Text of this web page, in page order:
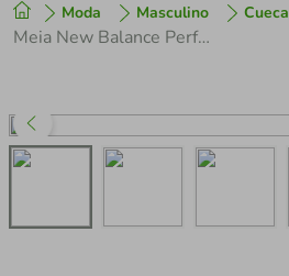
Moda Masculino
Meia New Balance Performance Quarter Verde
1º tenis
perfume